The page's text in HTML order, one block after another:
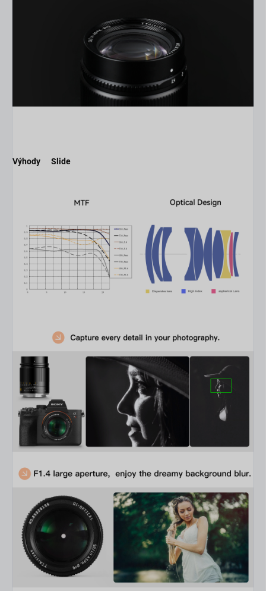
Výhody Slide